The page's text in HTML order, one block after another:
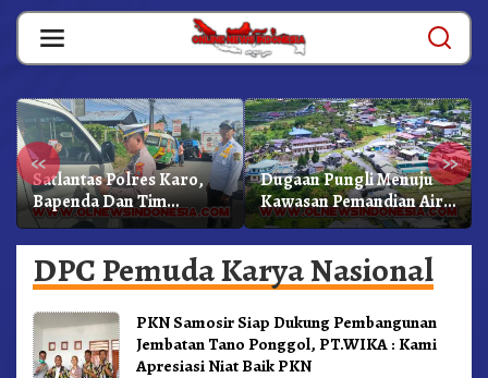
Skip
content
« »
Satlantas Polres Karo,
Bapenda Dan Tim
Lainnya Gelar Oprasi
Sadar Pajak Kenderaan
Dugaan Pungli Menuju
Kawasan Pemandian Air
Panas Semangat Gunung
– Doulu Foto Dan
Videokan!
DPC Pemuda Karya Nasional
PKN Samosir Siap Dukung Pembangunan
Jembatan Tano Ponggol, PT.WIKA : Kami
Apresiasi Niat Baik PKN